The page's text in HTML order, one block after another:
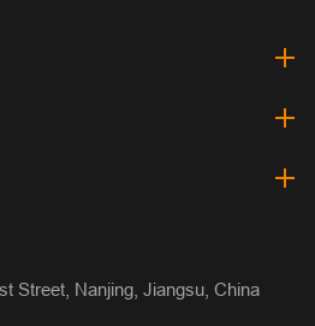
Street, Nanjing, Jiangsu, China